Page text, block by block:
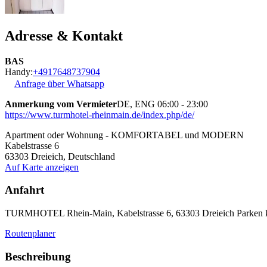
Adresse & Kontakt
BAS
Handy:+4917648737904
Anfrage über Whatsapp
Anmerkung vom VermieterDE, ENG 06:00 - 23:00
https://www.turmhotel-rheinmain.de/index.php/de/
Apartment oder Wohnung - KOMFORTABEL und MODERN
Kabelstrasse 6
63303 Dreieich, Deutschland
Auf Karte anzeigen
Anfahrt
TURMHOTEL Rhein-Main, Kabelstrasse 6, 63303 Dreieich Parken
Routenplaner
Beschreibung